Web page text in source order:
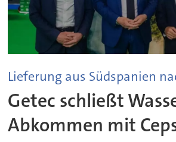
Lieferung aus Südspanien
Getec schließt
Abkommen mit